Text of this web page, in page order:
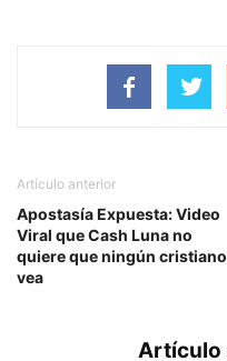
Artículo anterior
Apostasía Expuesta: Video
Viral que Cash Luna no
quiere que ningún cristiano
vea
Artículo